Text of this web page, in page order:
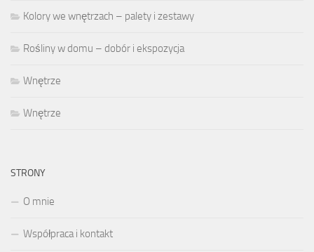
Kolory we wnętrzach – palety i zestawy
Rośliny w domu – dobór i ekspozycja
Wnętrze
Wnętrze
STRONY
O mnie
Współpraca i kontakt